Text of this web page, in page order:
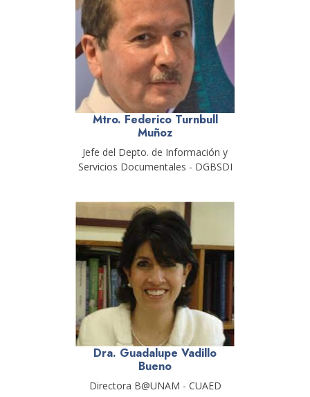
Mtro. Federico Turnbull
Muñoz
Jefe del Depto. de Información y
Servicios Documentales - DGBSDI
Dra. Guadalupe Vadillo
Bueno
Directora B@UNAM - CUAED